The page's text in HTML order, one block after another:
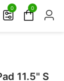
0 0
11.5" S